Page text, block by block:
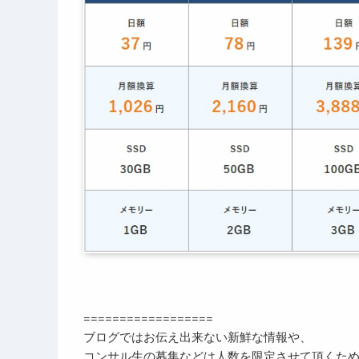
==================
ブログではお伝え出来ない新鮮な情報や、
コンサル生の募集などは人数を限定させて頂くため